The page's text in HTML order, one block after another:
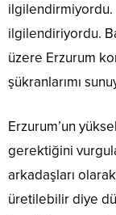
ilgilendirmiyordu.
ilgilendiriyordu.
üzere Erzurum
şükranlarımı
Erzurum’un
gerektiğini
arkadaşları
üretilebilir diye